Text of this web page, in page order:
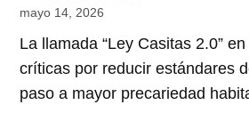
mayo 14, 2026
La llamada “Ley Casitas 2.0”
críticas por reducir estándares
paso a mayor precariedad